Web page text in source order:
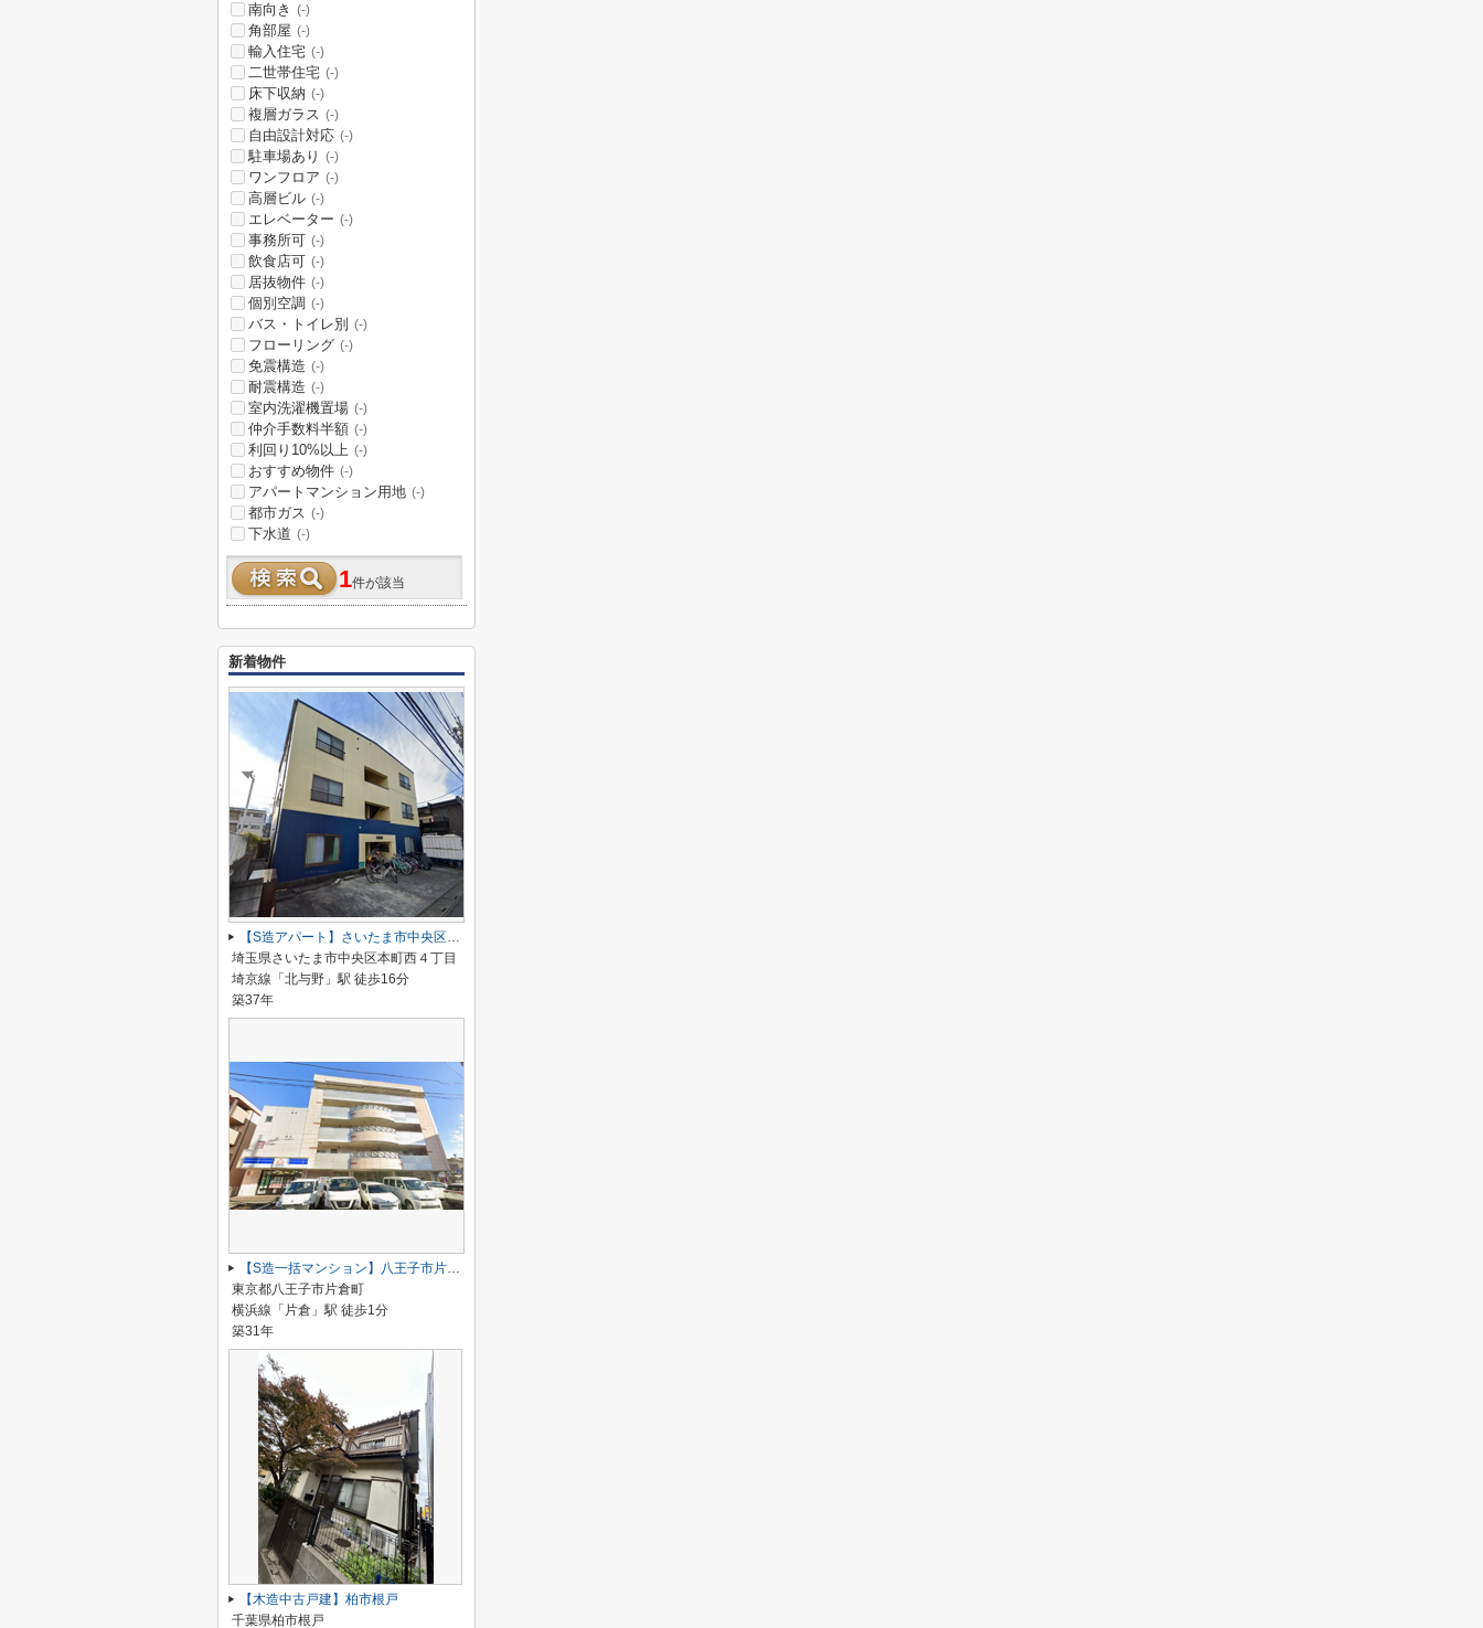
南向き (-)
角部屋 (-)
輸入住宅 (-)
二世帯住宅 (-)
床下収納 (-)
複層ガラス (-)
自由設計対応 (-)
駐車場あり (-)
ワンフロア (-)
高層ビル (-)
エレベーター (-)
事務所可 (-)
飲食店可 (-)
居抜物件 (-)
個別空調 (-)
バス・トイレ別 (-)
フローリング (-)
免震構造 (-)
耐震構造 (-)
室内洗濯機置場 (-)
仲介手数料半額 (-)
利回り10%以上 (-)
おすすめ物件 (-)
アパートマンション用地 (-)
都市ガス (-)
下水道 (-)
1件が該当
新着物件
【S造アパート】さいたま市中央区本町西４丁目
埼玉県さいたま市中央区本町西４丁目
埼京線「北与野」駅 徒歩16分
築37年
【S造一括マンション】八王子市片倉町
東京都八王子市片倉町
横浜線「片倉」駅 徒歩1分
築31年
【木造中古戸建】柏市根戸
千葉県柏市根戸